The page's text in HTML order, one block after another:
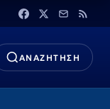
ΑΝΑΖΗΤΗΣΗ